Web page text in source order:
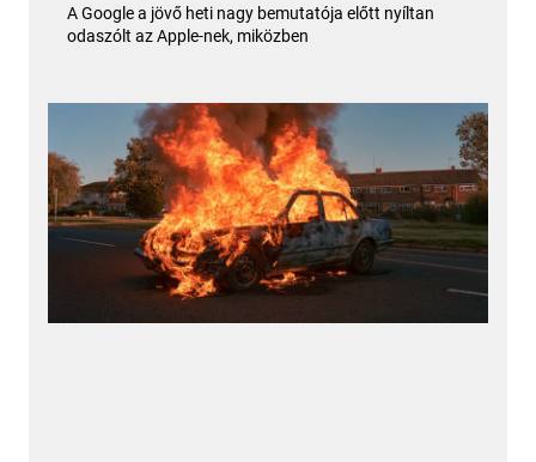
A Google a jövő heti nagy bemutatója előtt nyíltan
odaszólt az Apple-nek, miközben